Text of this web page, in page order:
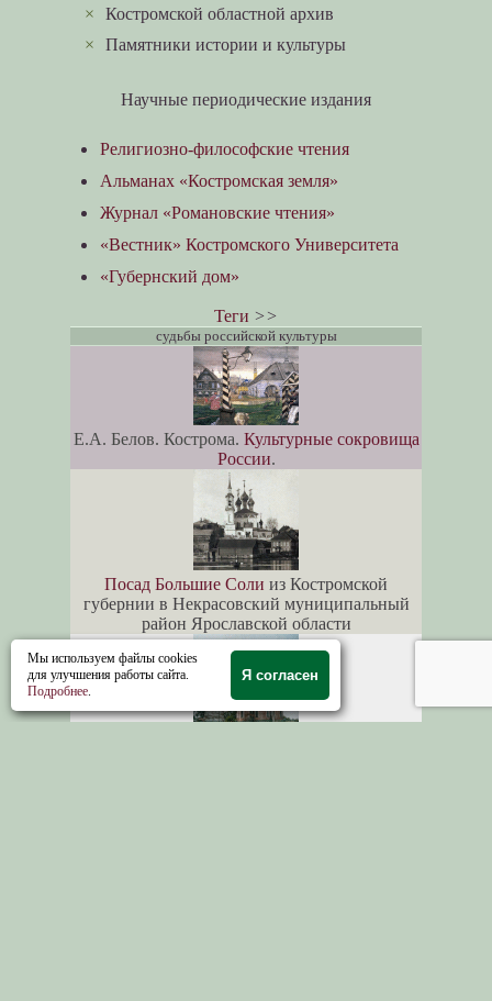
×Костромской областной архив
×Памятники истории и культуры
Научные периодические издания
Религиозно-философские чтения
Альманах «Костромская земля»
Журнал «Романовские чтения»
«Вестник» Костромского Университета
«Губернский дом»
Теги >>
судьбы российской культуры
Е.А. Белов. Кострома. Культурные сокровища
России.
Посад Большие Соли из Костромской
губернии в Некрасовский муниципальный
район Ярославской области
Мы используем файлы cookies
для улучшения работы сайта.
Подробнее.
Я согласен